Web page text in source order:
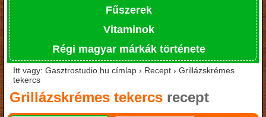
Fűszerek
Vitaminok
Régi magyar márkák története
Itt vagy: Gasztrostudio.hu címlap › Recept › Grillázskrémes
tekercs
Grillázskrémes tekercs recept